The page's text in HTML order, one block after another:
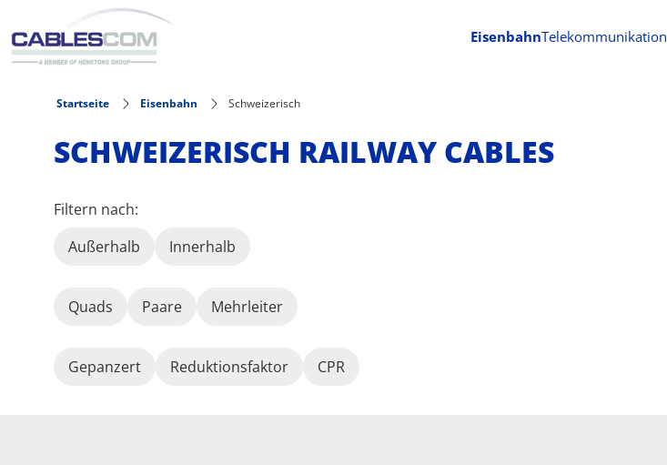
Direkt zum Inhalt
EisenbahnTelekommunikation
Startseite Eisenbahn Schweizerisch
SCHWEIZERISCH RAILWAY CABLES
Filtern nach:
Außerhalb
Innerhalb
Quads Paare Mehrleiter
Gepanzert Reduktionsfaktor CPR